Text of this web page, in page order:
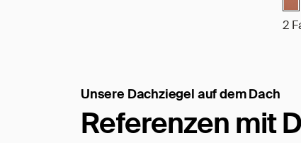
2
Unsere Dachziegel auf dem Dach
Referenzen mit